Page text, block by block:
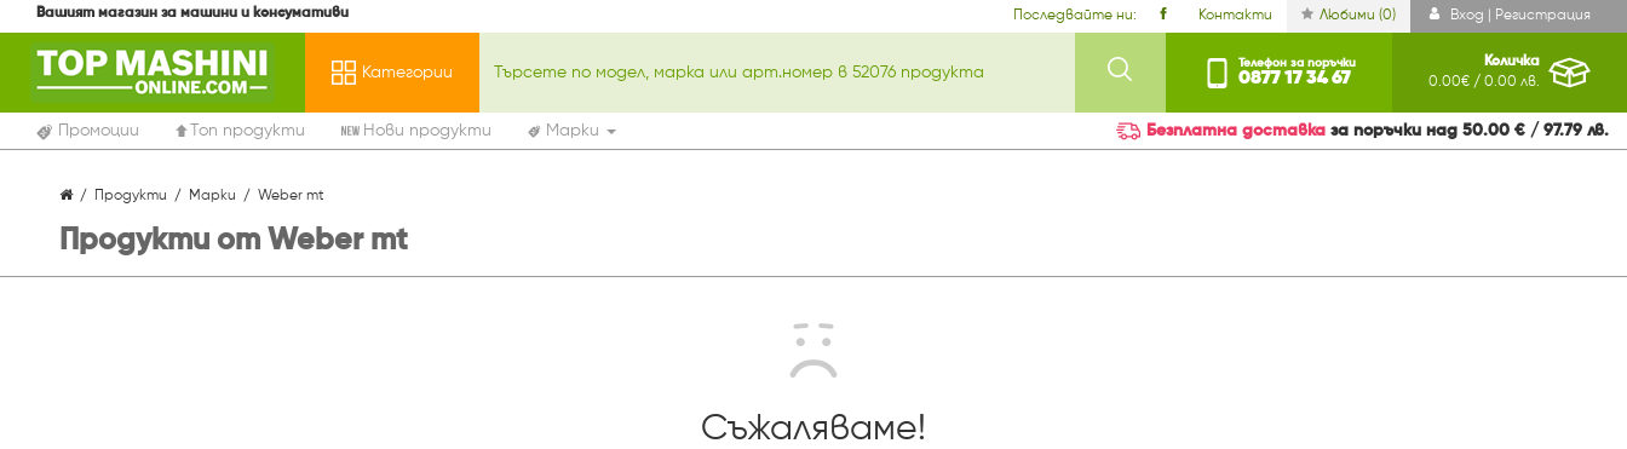
Вашият магазин за машини и консумативи Последвайте ни: Контакти Любими (0) Вход | Регистрация
Категории
Телефон за поръчки
0877 17 34 67
Количка
0.00€ / 0.00 лв.
Промоции Топ продукти Нови продукти Марки Безплатна доставка за поръчки над 50.00 € / 97.79 лв.
Продукти Марки Weber mt
Продукти от Weber mt
Съжаляваме!